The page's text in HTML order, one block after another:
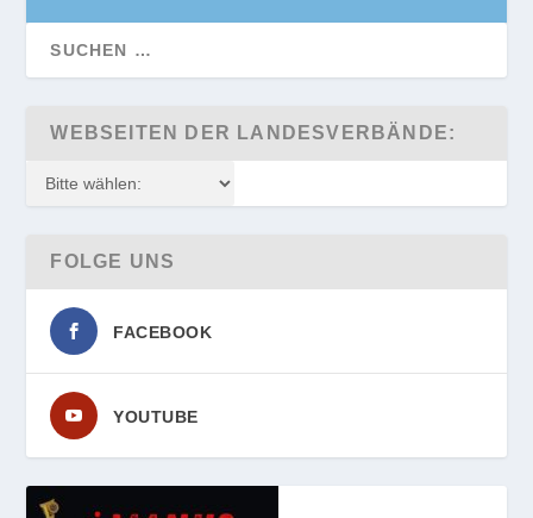
WEBSEITEN DER LANDESVERBÄNDE:
FOLGE UNS
FACEBOOK
YOUTUBE